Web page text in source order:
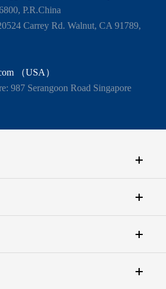
P.R.China
Carrey Rd. Walnut, CA 91789,
（USA）
987 Serangoon Road Singapore